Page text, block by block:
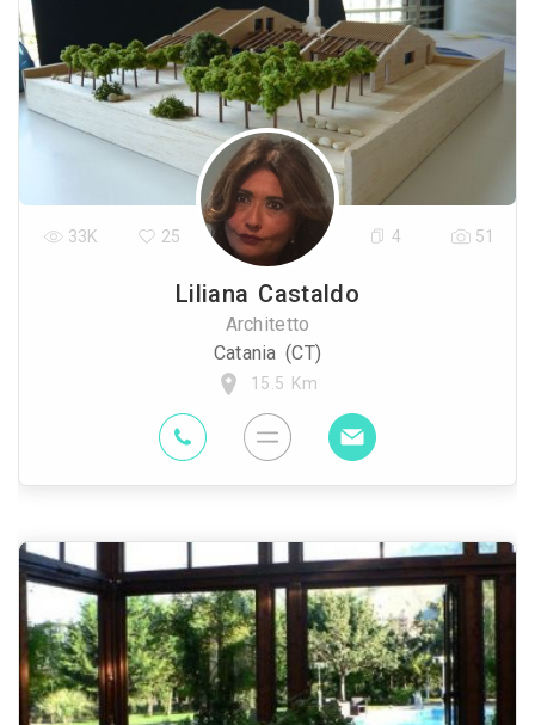
Liliana Castaldo
Architetto
Catania (CT)
15.5 Km
33K 25 4 51